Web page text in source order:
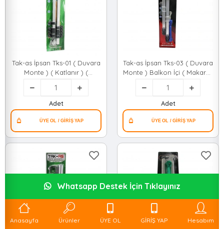
Tak-as İpsan Tks-01 ( Duvara
Monte ) ( Katlanır ) (
Makaralı ) Pratik Çamaşır
Askısı*20
Adet
Tak-as İpsan Tks-03 ( Duvara
Monte ) Balkon İçi ( Makaralı
) Pratik Çamaşır Askısı*20
Adet
Anasayfa Ürünler ÜYE OL GİRİŞ YAP Hesabım
Whatsapp Destek İçin Tıklayınız